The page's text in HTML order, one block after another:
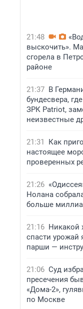
21:48
выскочить».
сгорела в
районе
21:37 В
бундесвера,
ЗРК Patriot,
неизвестные
21:31
Как
настоящее
проверенных
21:26
Нолана
больше
21:16 Никакой
спасти урожай
парши —
21:06 Суд
пресечения
«Дома-2»,
по Москве